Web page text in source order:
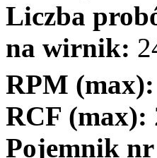
Liczba
na wirnik:
RPM (max):
RCF (max):
Pojemnik